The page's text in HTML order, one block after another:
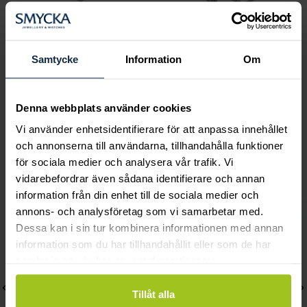
Samtycke Information Om
Denna webbplats använder cookies
Vi använder enhetsidentifierare för att anpassa innehållet
och annonserna till användarna, tillhandahålla funktioner
för sociala medier och analysera vår trafik. Vi
vidarebefordrar även sådana identifierare och annan
information från din enhet till de sociala medier och
annons- och analysföretag som vi samarbetar med.
Dessa kan i sin tur kombinera informationen med annan
information som du har tillhandahållit eller som de har
Tillåt alla
CORA Halsband
Andra köpte också